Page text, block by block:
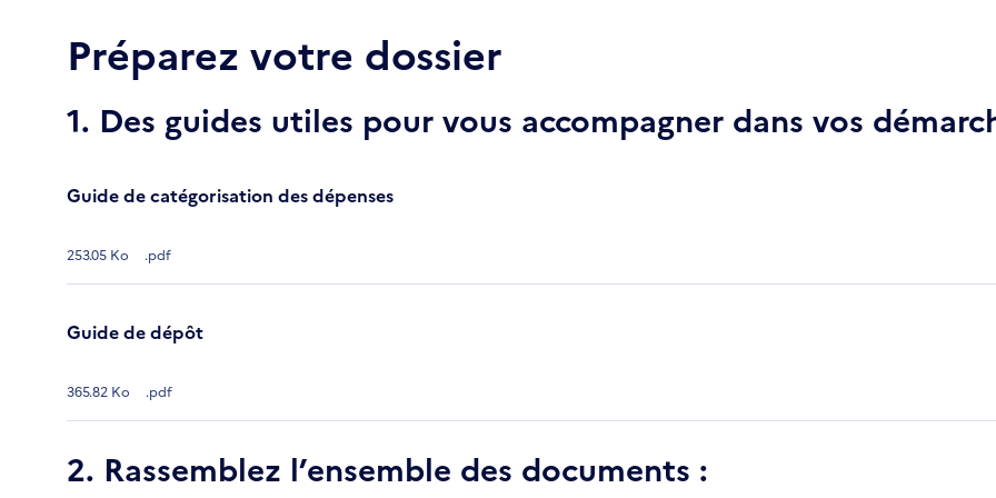
Préparez votre dossier
1. Des guides utiles pour vous accompagner dans vos
Guide de catégorisation des dépenses
253.05 Ko .pdf
Guide de dépôt
365.82 Ko .pdf
2. Rassemblez l’ensemble des documents :